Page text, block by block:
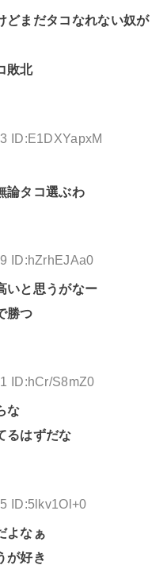
どまだタコなれない奴が
敗北
ID:E1DXYapxM
論タコ選ぶわ
ID:hZrhEJAa0
いと思うがなー
勝つ
ID:hCr/S8mZ0
な
るはずだな
ID:5lkv1Ol+0
よなぁ
が好き